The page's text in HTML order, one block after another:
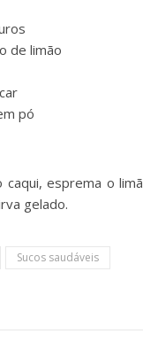
de limão
pó
caqui, esprema o
gelado.
Sucos saudáveis